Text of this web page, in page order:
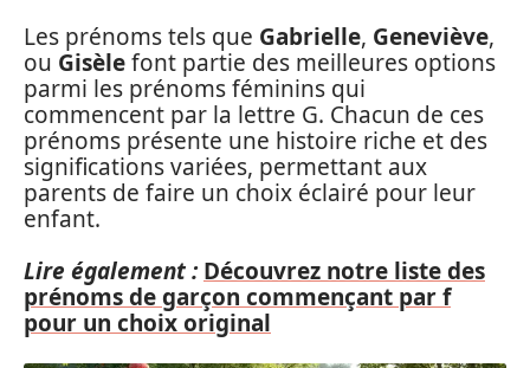
Les prénoms tels que Gabrielle, Geneviève,
ou Gisèlefont partie des meilleures options
parmi les prénoms féminins qui
commencent par la lettre G. Chacun de ces
prénoms présente une histoire riche et des
significations variées, permettant aux
parents de faire un choix éclairé pour leur
enfant.
Lire également : Découvrez notre liste des
prénoms de garçon commençant par f
pour un choix original